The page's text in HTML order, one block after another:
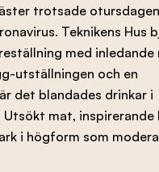
trotsade
Teknikens Hus
med inledande
utställningen och en
det blandades drinkar i
mat, inspirerande
i högform som